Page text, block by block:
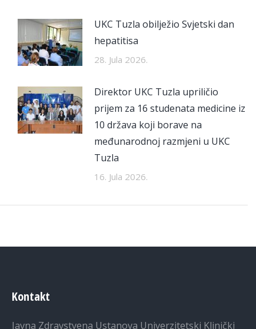
UKC Tuzla obilježio Svjetski dan
hepatitisa
28. Jula 2026.
Direktor UKC Tuzla upriličio
prijem za 16 studenata medicine iz
10 država koji borave na
međunarodnoj razmjeni u UKC
Tuzla
16. Jula 2026.
Kontakt
Javna Zdravstvena Ustanova Univerzitetski Klinički